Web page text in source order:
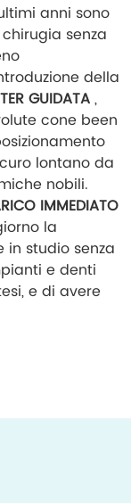
anni sono
senza
della
GUIDATA,
cone been
lontano da
nobili.
IMMEDIATO
la
studio senza
e denti
e di avere